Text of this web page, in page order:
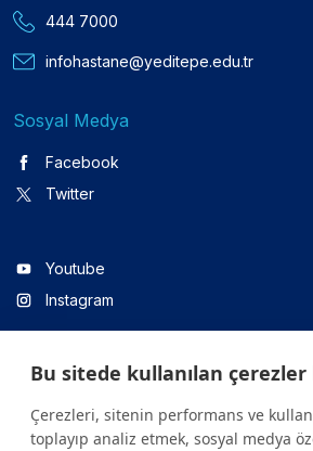
444 7000
infohastane@yeditepe.edu.tr
Sosyal Medya
Facebook
Twitter
Youtube
Instagram
Linkedin
Bu sitede kullanılan çerezler
Çerezleri, sitenin performans ve
toplayıp analiz etmek, sosyal medya